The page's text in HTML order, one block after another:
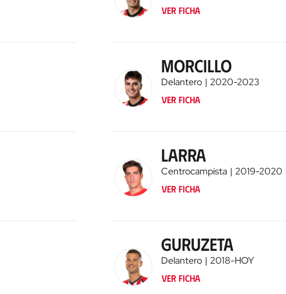
Ver ficha
Morcillo
Delantero 2020-2023
Ver ficha
Larra
Centrocampista 2019-2020
Ver ficha
Guruzeta
Delantero 2018-HOY
Ver ficha